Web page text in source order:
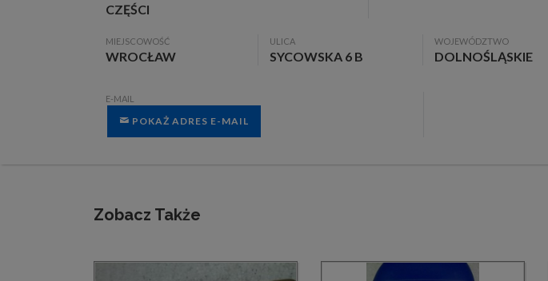
CZĘŚCI
MIEJSCOWOŚĆ
WROCŁAW
ULICA
SYCOWSKA 6 B
WOJEWÓDZTWO
DOLNOŚLĄSKIE
E-MAIL
POKAŻ ADRES E-MAIL
Zobacz Także